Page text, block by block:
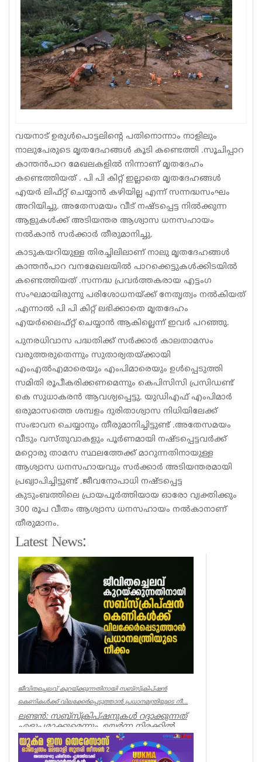
Sports
Jwala
Classifieds
Law
Gallery
വയനാട് ഉരുൾപൊട്ടലിന്റെ പതിനൊന്നാം നാളിലും
നാലുപേരുടെ മൃതദേഹങ്ങൾ കൂടി കണ്ടെത്തി .സൂചിപ്പാറ
കാന്തൻപാറ മേഖലകളിൽ നിന്നാണ് മൃതദേഹം
കണ്ടെത്തിയത് . പി പി കിറ്റ് ഇല്ലാതെ മൃതദേഹങ്ങൾ
എയർ ലിഫ്റ്റ് ചെയ്യാൻ കഴിയില്ല എന്ന് സന്നദ്ധസംഘം
അറിയിച്ചു. അതേസമയം വീട് നഷ്ടപ്പെട്ട നിൽക്കുന്ന
ആളുകൾക്ക് അടിയന്തര ആശ്വാസ ധനസഹായം
നൽകാൻ സർക്കാർ തീരുമാനിച്ചു.
കാടുകയറിയുള്ള തിരച്ചിലിലാണ് നാലു മൃതദേഹങ്ങൾ
കാന്തൻപാറ വനമേഖലയിൽ പാറക്കെട്ടുകൾക്കിടയിൽ
കണ്ടെത്തിയത് .സന്നദ്ധ പ്രവർത്തകരായ എട്ടംഗ
സംഘമായിരുന്നു പരിശോധനയ്ക്ക് നേതൃത്വം നൽകിയത്
.എന്നാൽ പി പി കിറ്റ് ലഭിക്കാതെ മൃതദേഹം
എയർലൈഫ്റ്റ് ചെയ്യാൻ ആകില്ലെന്ന് ഇവർ പറഞ്ഞു.
പുനരധിവാസ പദ്ധതിക്ക് സർക്കാർ കാലതാമസം
വരുത്തരുതെന്നും സുതാര്യതയ്ക്കായി
എംഎൽഎമാരെയും എംപിമാരെയും ഉൾപ്പെടുത്തി
സമിതി രൂപീകരിക്കണമെന്നും കെപിസിസി പ്രസിഡണ്ട്
കെ സുധാകരൻ ആവശ്യപ്പെട്ടു. യുഡിഎഫ് എംപിമാർ
ഒരുമാസത്തെ ശമ്പളം ദുരിതാശ്വാസ നിധിയിലേക്ക്
സംഭാവന ചെയ്യാനും തീരുമാനിച്ചിട്ടുണ്ട് .അതേസമയം
വീടും വസ്തുവാകളും പൂർണമായി നഷ്ടപ്പെട്ടവർക്ക്
മറ്റൊരു താമസ സ്ഥലത്തേക്ക് മാറുന്നതിനായുള്ള
ആശ്വാസ ധനസഹായവും സർക്കാർ അടിയന്തരമായി
പ്രഖ്യാപിച്ചിട്ടുണ്ട് .ജീവനോപാധി നഷ്ടപ്പെട്ട
കുടുംബത്തിലെ പ്രായപൂർത്തിയായ ഓരോ വ്യക്തിക്കും
300 രൂപ വീതം ആശ്വാസ ധനസഹായം നൽകാനാണ്
തീരുമാനം.
Latest News:
ജീവിതച്ചെലവ് കുറയ്ക്കുന്നതിനായി സബ്‌സ്‌ക്രിപ്‌ഷൻ
കെണികൾക്ക് വിലക്കേർപ്പെടുത്താൻ പ്രധാനമന്ത്രിയുടെ നീ...
ലണ്ടൻ: സബ്‌സ്‌ക്രിപ്‌ഷനുകൾ റദ്ദാക്കുന്നത്
എളുപ്പമാക്കുമെന്നും, ഉയർന്ന നിരക്കിൽ
കരാറുകൾ സ്വയം പുതുക്...
UK NEWS